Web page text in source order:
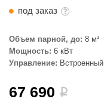
под заказ
Объем парной, до: 8 м³
Мощность: 6 кВт
Управление: Встроенный
67 690 i